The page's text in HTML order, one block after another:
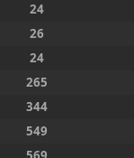
24
26
24
265
344
549